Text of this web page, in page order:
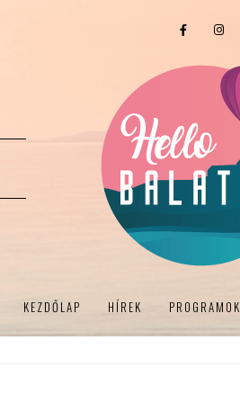
KEZDŐLAP HÍREK PROGRAMOK